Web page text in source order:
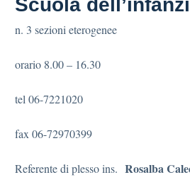
Scuola
n. 3 sezioni eterogenee
orario 8.00 – 16.30
tel 06-7221020
fax 06-72970399
Referente di plesso ins. Rosalba